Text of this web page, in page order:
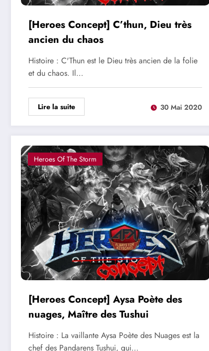
[Heroes Concept] C’thun, Dieu très
ancien du chaos
Histoire : C'Thun est le Dieu très ancien de la folie
et du chaos. Il…
Lire la suite 30 Mai 2020
Heroes Of The Storm
[Heroes Concept] Aysa Poète des
nuages, Maître des Tushui
Histoire : La vaillante Aysa Poète des Nuages est la
chef des Pandarens Tushui, qui…